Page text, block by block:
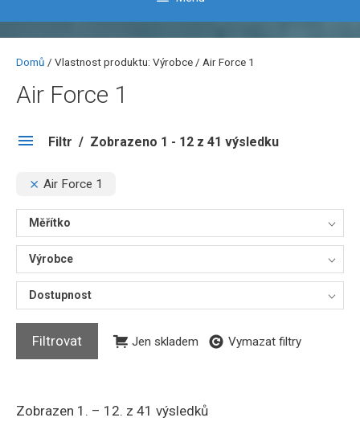
Domů / Vlastnost produktu: Výrobce / Air Force 1
Air Force 1
Filtr Zobrazeno 1 - 12 z 41 výsledku
Air Force 1
Měřítko
Výrobce
Dostupnost
Filtrovat Jen skladem Vymazat filtry
Zobrazen 1. – 12. z 41 výsledkůSeřazeno